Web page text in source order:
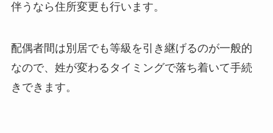
伴うなら住所変更も行います。
配偶者間は別居でも等級を引き継げるのが一般的
なので、姓が変わるタイミングで落ち着いて手続
きできます。